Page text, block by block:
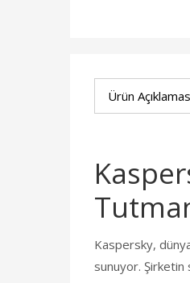
Ürün
Kaspersky,
sunuyor. Şirketin